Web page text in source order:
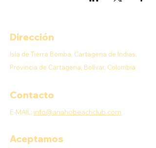
Dirección
Isla de Tierra Bomba, Cartagena de Indias,
Provincia de Cartagena, Bolívar, Colombia
Contacto
E-MAIL: info@anahobeachclub.com
Aceptamos